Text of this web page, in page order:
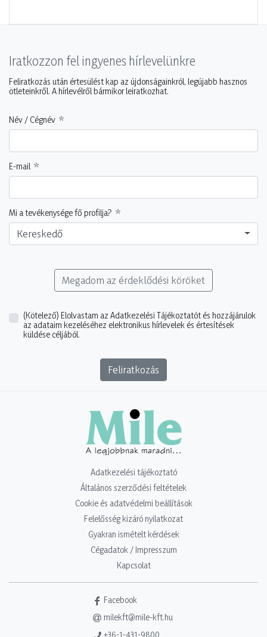
Iratkozzon fel ingyenes hírlevelünkre
Feliratkozás után értesülést kap az újdonságainkról, legújabb hasznos
ötleteinkről. A hírlevélről bármikor leiratkozhat.
Név / Cégnév
E-mail
Mi a tevékenysége fő profilja?
Kereskedő
Megadom az érdeklődési köröket
(Kötelező) Elolvastam az Adatkezelési Tájékoztatót és hozzájárulok
az adataim kezeléséhez elektronikus hírlevelek és értesítések
küldése céljából.
Feliratkozás
Adatkezelési tájékoztató
Általános szerződési feltételek
Cookie és adatvédelmi beállítások
Felelősség kizáró nyilatkozat
Gyakran ismételt kérdések
Cégadatok / Impresszum
Kapcsolat
Facebook
milekft@mile-kft.hu
+36-1-431-9800